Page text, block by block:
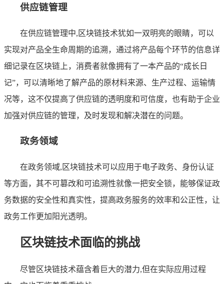
供应链管理
在供应链管理中,区块链技术犹如一双明亮的眼睛，可以
实现对产品全生命周期的追溯，通过将产品每个环节的信息详
细记录在区块链上，消费者就像拥有了一本产品的“成长日
记”，可以清晰地了解产品的原材料来源、生产过程、运输情
况等，这不仅提高了供应链的透明度和可信度，也有助于企业
加强对供应链的管理，及时发现和解决潜在的问题。
政务领域
在政务领域,区块链技术可以应用于电子政务、身份认证
等方面，其不可篡改和可追溯性就像一把安全锁，能够保证政
务数据的安全性和真实性，提高政务服务的效率和公正性，让
政务工作更加阳光透明。
区块链技术面临的挑战
尽管区块链技术蕴含着巨大的潜力,但在实际应用过程